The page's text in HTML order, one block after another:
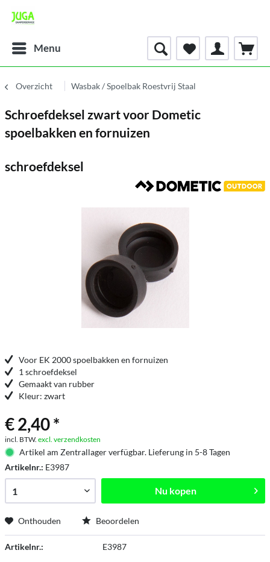
Menu
Overzicht Wasbak / Spoelbak Roestvrij Staal
Schroefdeksel zwart voor Dometic
spoelbakken en fornuizen
schroefdeksel
Voor EK 2000 spoelbakken en fornuizen
1 schroefdeksel
Gemaakt van rubber
Kleur: zwart
€ 2,40 *
incl. BTW. excl. verzendkosten
Artikel am Zentrallager verfügbar. Lieferung in 5-8 Tagen
Artikelnr.: E3987
Nu kopen
Onthouden Beoordelen
Artikelnr.: E3987